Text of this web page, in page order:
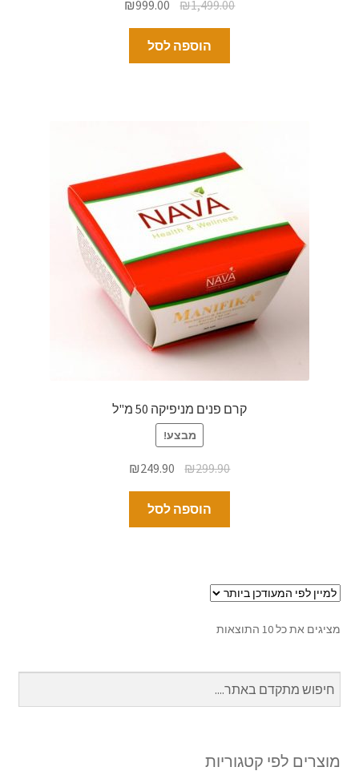
₪1,499.00
₪999.00
הוספה לסל
קרם פנים מניפיקה 50 מ"ל
מבצע!
₪299.90
₪249.90
הוספה לסל
מציגים את כל ⁦10⁩ התוצאות
מוצרים לפי קטגוריות